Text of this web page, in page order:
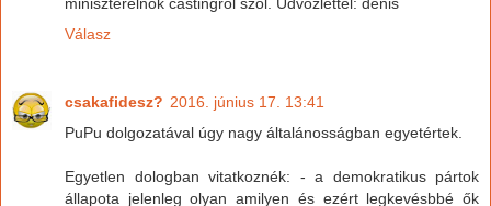
Válasz
csakafidesz? 2016. június 17. 13:41
PuPu dolgozatával úgy nagy általánosságban egyetértek.
Egyetlen dologban vitatkoznék: - a demokratikus pártok
állapota jelenleg olyan amilyen és ezért legkevésbbé ők